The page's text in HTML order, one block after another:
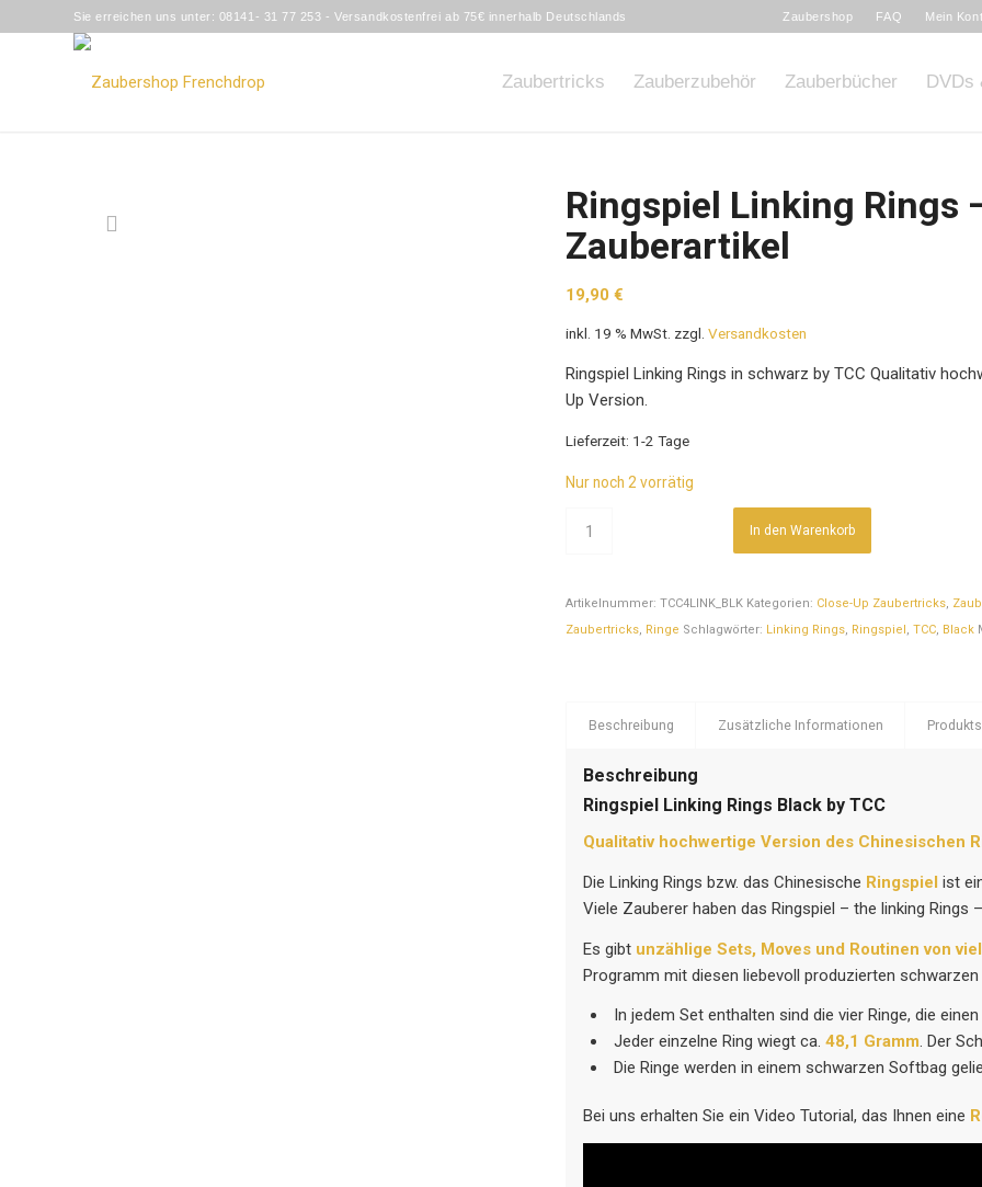
Zaubershop FAQ Mein
Sie erreichen uns unter: 08141- 31 77 253 - Versandkostenfrei ab 75€ innerhalb Deutschlands
Zaubertricks Zauberzubehör Zauberbücher DVDs
Ringspiel Linking Rings
Zauberartikel
19,90€
inkl. 19 % MwSt. zzgl.Versandkosten
Ringspiel Linking Rings in schwarz by TCC Qualitativ
Up Version.
Lieferzeit: 1-2 Tage
Nur noch 2 vorrätig
In den Warenkorb
Artikelnummer:TCC4LINK_BLK Kategorien: Close-Up Zaubertricks,
Zaubertricks, Ringe Schlagwörter: Linking Rings, Ringspiel ,TCC, Black
Beschreibung Zusätzliche Informationen
Beschreibung
Ringspiel Linking Rings Black by TCC
Qualitativ hochwertige Version des Chinesischen
Die Linking Rings bzw. das Chinesische Ringspiel ist
Viele Zauberer haben das Ringspiel – the linking Rings
Es gibt unzählige Sets, Moves und Routinen von
Programm mit diesen liebevoll produzierten schwarzen
In jedem Set enthalten sind die vier Ringe, die
Jeder einzelne Ring wiegt ca.48,1 Gramm. Der
Die Ringe werden in einem schwarzen Softbag
Bei uns erhalten Sie ein Video Tutorial, das Ihnen eine